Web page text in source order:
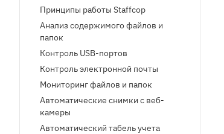
Принципы работы Staffcop
Анализ содержимого файлов и
папок
Контроль USB-портов
Контроль электронной почты
Мониторинг файлов и папок
Автоматические снимки с веб-
камеры
Автоматический табель учета